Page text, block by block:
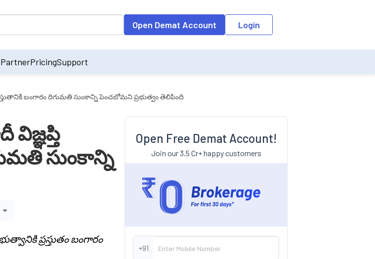
Open Demat Account Login
PartnerPricingSupport
బంగారం దిగుమతి సుంకాన్ని పెంచబోమని ప్రభుత్వం తెలిపింది
సుంకాన్ని
ప్రస్తుతం బంగారం
Open Free Demat Account!
Join our 3.5 Cr+ happy customers
+91